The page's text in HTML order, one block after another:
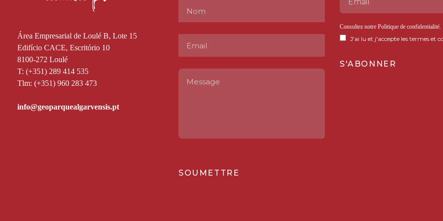
Área Empresarial de Loulé B, Lote 15
Edifício CACE, Escritório 10
8100-272 Loulé
T: (+351) 289 414 535
Tlm: (+351) 960 283 473
SOUMETTRE
Consultez notre Politique de confidentialité
J'ai lu et j'accepte les termes et